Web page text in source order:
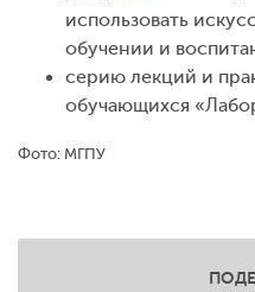
использовать
обучении и
серию лекций и
обучающихся
Фото: МГПУ